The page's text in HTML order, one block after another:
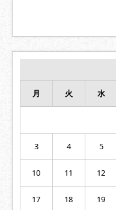
月 火 水
3 4 5
10 11 12
17 18 19